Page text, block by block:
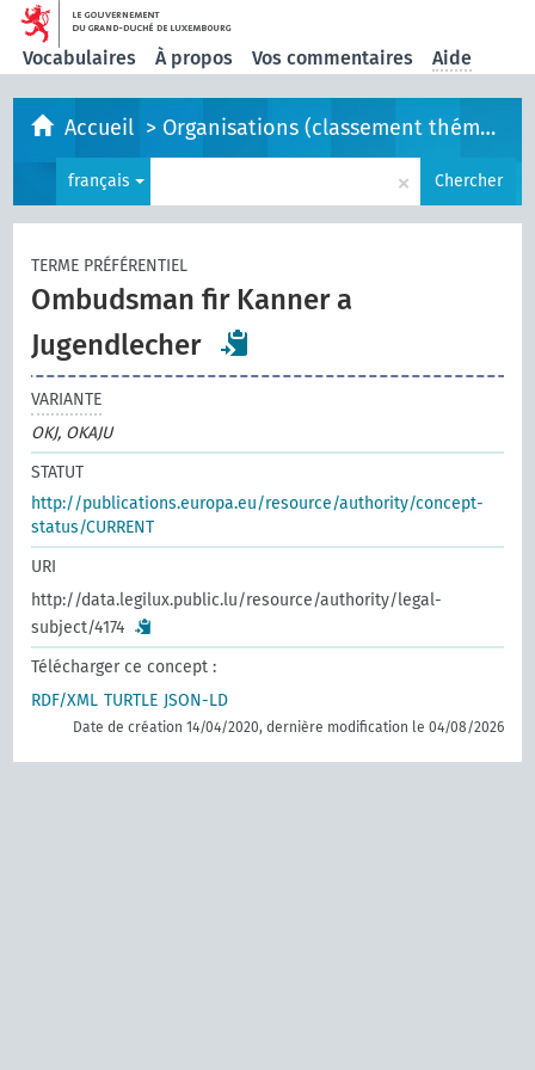
Vocabulaires À propos Vos commentaires Aide
Accueil > Organisations (classement thématique)
français × Chercher
TERME PRÉFÉRENTIEL
Ombudsman fir Kanner a
Jugendlecher
VARIANTE
OKJ, OKAJU
STATUT
http://publications.europa.eu/resource/authority/concept-
status/CURRENT
URI
http://data.legilux.public.lu/resource/authority/legal-
subject/4174
Télécharger ce concept :
RDF/XML TURTLE JSON-LD
Date de création 14/04/2020, dernière modification le 04/08/2026